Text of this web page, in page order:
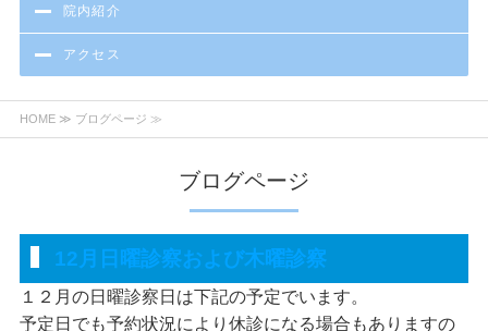
院内紹介
アクセス
HOME≫ ブログページ ≫
ブログページ
12月日曜診察および木曜診察
１２月の日曜診察日は下記の予定でいます。
予定日でも予約状況により休診になる場合もありますの